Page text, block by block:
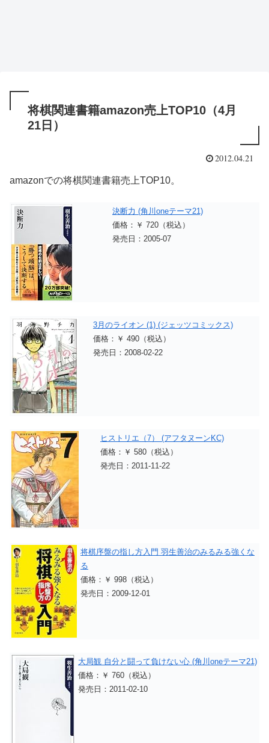
将棋関連書籍amazon売上TOP10（4月
21日）
2012.04.21
amazonでの将棋関連書籍売上TOP10。
決断力 (角川oneテーマ21)
価格：￥ 720（税込）
発売日：2005-07
3月のライオン (1) (ジェッツコミックス)
価格：￥ 490（税込）
発売日：2008-02-22
ヒストリエ（7） (アフタヌーンKC)
価格：￥ 580（税込）
発売日：2011-11-22
将棋序盤の指し方入門 羽生善治のみるみる強くな
る
価格：￥ 998（税込）
発売日：2009-12-01
大局観 自分と闘って負けない心 (角川oneテーマ21)
価格：￥ 760（税込）
発売日：2011-02-10